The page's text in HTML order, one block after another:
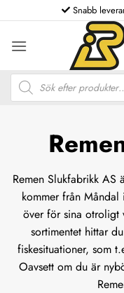
to
content
Snabb
Produktsökning
Remen Slukfabrikk AS
kommer från
över för sina otroligt
sortimentet hittar du
fiskesituationer, som
Oavsett om du är